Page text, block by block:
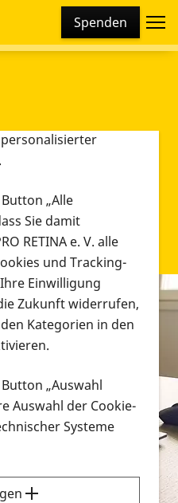
Spenden
verschiedenen
nach Infonmaterial
bzw. herunterladen
Cookies und
Cookies und
„Alle
Sie damit
RETINA e. V. alle
und Tracking-
Einwilligung
Zukunft widerrufen,
Kategorien in den
„Auswahl
Auswahl der Cookie-
Systeme